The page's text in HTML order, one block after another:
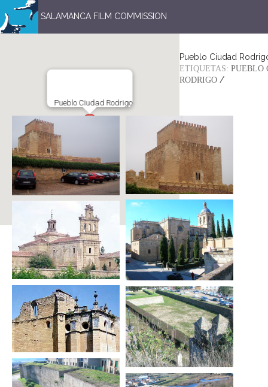
SALAMANCA FILM COMMISSION
Pueblo Ciudad Rodrigo
Pueblo Ciudad
ETIQUETAS: PUEBLO
RODRIGO /